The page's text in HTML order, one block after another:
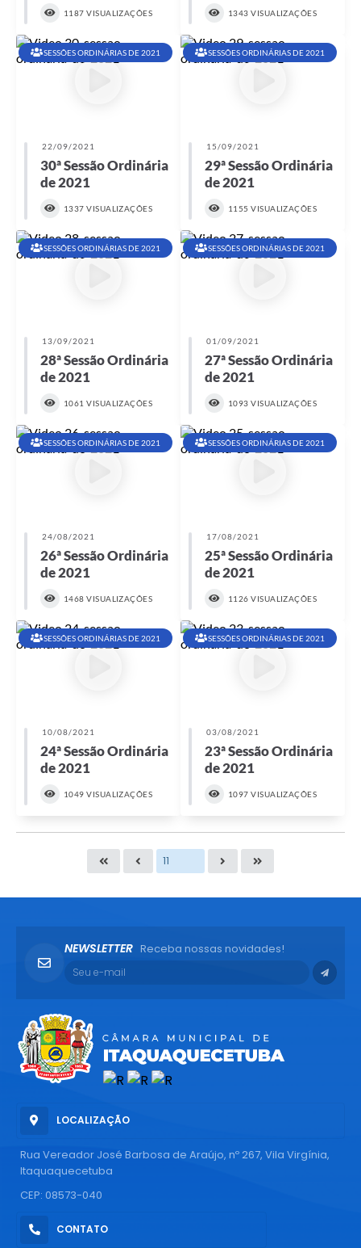
1187 VISUALIZAÇÕES 1343 VISUALIZAÇÕES
SESSÕES ORDINÁRIAS DE 2021
22/09/2021
30ª Sessão Ordinária
de 2021
1337 VISUALIZAÇÕES
SESSÕES ORDINÁRIAS DE 2021
15/09/2021
29ª Sessão Ordinária
de 2021
1155 VISUALIZAÇÕES
SESSÕES ORDINÁRIAS DE 2021
13/09/2021
28ª Sessão Ordinária
de 2021
1061 VISUALIZAÇÕES
SESSÕES ORDINÁRIAS DE 2021
01/09/2021
27ª Sessão Ordinária
de 2021
1093 VISUALIZAÇÕES
SESSÕES ORDINÁRIAS DE 2021
24/08/2021
26ª Sessão Ordinária
de 2021
1468 VISUALIZAÇÕES
SESSÕES ORDINÁRIAS DE 2021
17/08/2021
25ª Sessão Ordinária
de 2021
1126 VISUALIZAÇÕES
SESSÕES ORDINÁRIAS DE 2021
10/08/2021
24ª Sessão Ordinária
de 2021
1049 VISUALIZAÇÕES
SESSÕES ORDINÁRIAS DE 2021
03/08/2021
23ª Sessão Ordinária
de 2021
1097 VISUALIZAÇÕES
LOCALIZAÇÃO
Rua Vereador José Barbosa de Araújo, nº 267, Vila Virgínia,
Itaquaquecetuba
CEP: 08573-040
CONTATO
NEWSLETTER Receba nossas novidades!